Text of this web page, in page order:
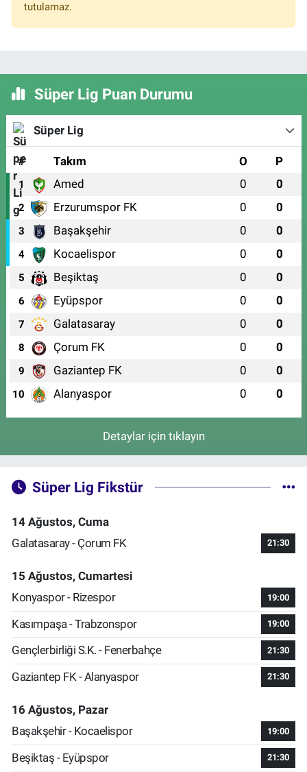
tutulamaz.
Süper Lig Puan Durumu
Süper Lig
# Takım O P
1 Amed 0 0
2 Erzurumspor FK 0 0
3 Başakşehir 0 0
4 Kocaelispor 0 0
5 Beşiktaş 0 0
6 Eyüpspor 0 0
7 Galatasaray 0 0
8 Çorum FK 0 0
9 Gaziantep FK 0 0
10 Alanyaspor 0 0
Detaylar için tıklayın
Süper Lig Fikstür
14 Ağustos, Cuma
Galatasaray - Çorum FK
21:30
15 Ağustos, Cumartesi
Konyaspor - Rizespor
19:00
Kasımpaşa - Trabzonspor 19:00
Gençlerbirliği S.K. - Fenerbahçe 21:30
Gaziantep FK - Alanyaspor 21:30
16 Ağustos, Pazar
Başakşehir - Kocaelispor
19:00
Beşiktaş - Eyüpspor 21:30